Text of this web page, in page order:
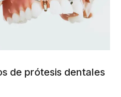
de prótesis dentales